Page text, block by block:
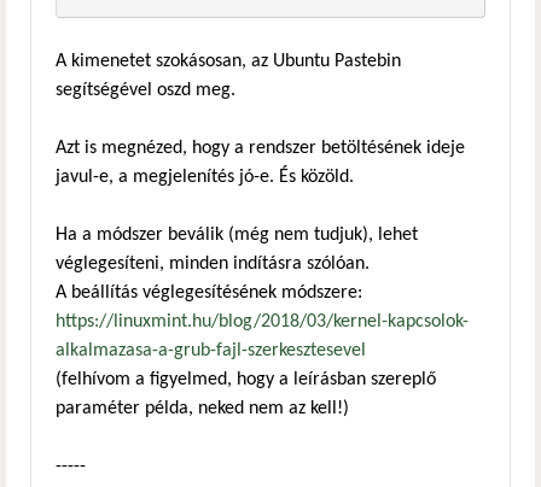
A kimenetet szokásosan, az Ubuntu Pastebin
segítségével oszd meg.
Azt is megnézed, hogy a rendszer betöltésének ideje
javul-e, a megjelenítés jó-e. És közöld.
Ha a módszer beválik (még nem tudjuk), lehet
véglegesíteni, minden indításra szólóan.
A beállítás véglegesítésének módszere:
https://linuxmint.hu/blog/2018/03/kernel-kapcsolok-
alkalmazasa-a-grub-fajl-szerkesztesevel
(felhívom a figyelmed, hogy a leírásban szereplő
paraméter példa, neked nem az kell!)
-----